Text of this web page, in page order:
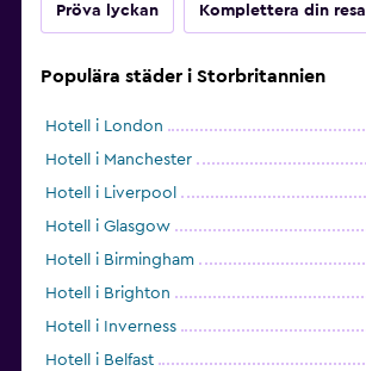
Pröva lyckan Komplettera din resa
Populära städer i Storbritannien
Hotell i London
Hotell i Manchester
Hotell i Liverpool
Hotell i Glasgow
Hotell i Birmingham
Hotell i Brighton
Hotell i Inverness
Hotell i Belfast